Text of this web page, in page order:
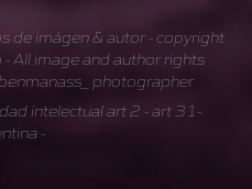
de imágen & autor - copyright
All image and author rights
photographer
intelectual art 2 - art 31-
-